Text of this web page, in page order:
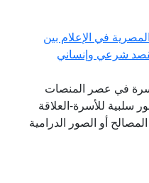
في الإعلام بين
شرعي وإنساني
في عصر المنصات
سلبية للأسرة-العلاقة
أو الصور الدرامية